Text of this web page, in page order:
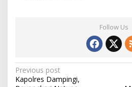
Follow Us
P
Previous post
Kapolres Dampingi,